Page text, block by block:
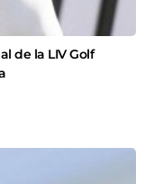
de la LIV Golf